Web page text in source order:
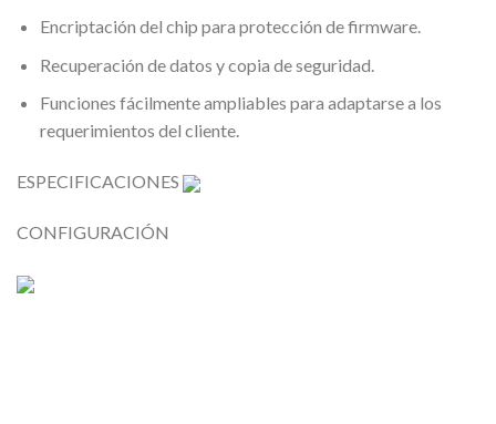
Encriptación del chip para protección de firmware.
Recuperación de datos y copia de seguridad.
Funciones fácilmente ampliables para adaptarse a los
requerimientos del cliente.
ESPECIFICACIONES
CONFIGURACIÓN